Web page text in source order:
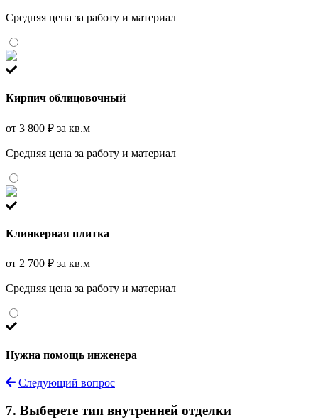
Средняя цена за работу и материал
Кирпич облицовочный
от 3 800 ₽ за кв.м
Средняя цена за работу и материал
Клинкерная плитка
от 2 700 ₽ за кв.м
Средняя цена за работу и материал
Нужна помощь инженера
Следующий вопрос
7. Выберете тип внутренней отделки